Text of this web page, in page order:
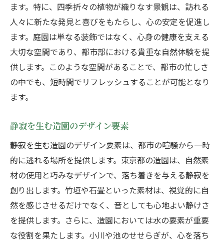
ます。特に、四季折々の植物が織りなす景観は、訪れる
人々に新たな発見と喜びをもたらし、心の安定を促進し
ます。庭園は単なる装飾ではなく、心身の健康を支える
大切な空間であり、都市部における貴重な自然体験を提
供します。このような空間があることで、都市の忙しさ
の中でも、短時間でリフレッシュすることが可能となり
ます。
静寂を生む造園のデザイン要素
静寂を生む造園のデザイン要素は、都市の喧騒から一時
的に逃れる場所を提供します。東京都の造園は、自然素
材の使用と巧みなデザインで、落ち着きを与える静寂を
創り出します。竹垣や石畳といった素材は、視覚的に自
然を感じさせるだけでなく、音としても心地よい静けさ
を提供します。さらに、造園においては水の要素が重要
な役割を果たします。小川や池のせせらぎが、心を落ち